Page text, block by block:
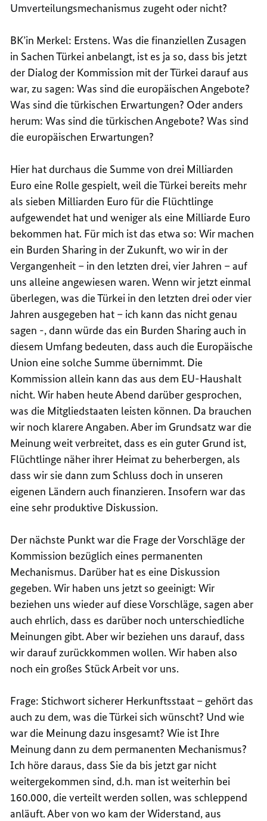
Umverteilungsmechanismus zugeht oder nicht?
BK’in Merkel: Erstens. Was die finanziellen Zusagen
in Sachen Türkei anbelangt, ist es ja so, dass bis jetzt
der Dialog der Kommission mit der Türkei darauf aus
war, zu sagen: Was sind die europäischen Angebote?
Was sind die türkischen Erwartungen? Oder anders
herum: Was sind die türkischen Angebote? Was sind
die europäischen Erwartungen?
Hier hat durchaus die Summe von drei Milliarden
Euro eine Rolle gespielt, weil die Türkei bereits mehr
als sieben Milliarden Euro für die Flüchtlinge
aufgewendet hat und weniger als eine Milliarde Euro
bekommen hat. Für mich ist das etwa so: Wir machen
ein Burden Sharing in der Zukunft, wo wir in der
Vergangenheit – in den letzten drei, vier Jahren – auf
uns alleine angewiesen waren. Wenn wir jetzt einmal
überlegen, was die Türkei in den letzten drei oder vier
Jahren ausgegeben hat – ich kann das nicht genau
sagen -, dann würde das ein Burden Sharing auch in
diesem Umfang bedeuten, dass auch die Europäische
Union eine solche Summe übernimmt. Die
Kommission allein kann das aus dem EU-Haushalt
nicht. Wir haben heute Abend darüber gesprochen,
was die Mitgliedstaaten leisten können. Da brauchen
wir noch klarere Angaben. Aber im Grundsatz war die
Meinung weit verbreitet, dass es ein guter Grund ist,
Flüchtlinge näher ihrer Heimat zu beherbergen, als
dass wir sie dann zum Schluss doch in unseren
eigenen Ländern auch finanzieren. Insofern war das
eine sehr produktive Diskussion.
Der nächste Punkt war die Frage der Vorschläge der
Kommission bezüglich eines permanenten
Mechanismus. Darüber hat es eine Diskussion
gegeben. Wir haben uns jetzt so geeinigt: Wir
beziehen uns wieder auf diese Vorschläge, sagen aber
auch ehrlich, dass es darüber noch unterschiedliche
Meinungen gibt. Aber wir beziehen uns darauf, dass
wir darauf zurückkommen wollen. Wir haben also
noch ein großes Stück Arbeit vor uns.
Frage: Stichwort sicherer Herkunftsstaat – gehört das
auch zu dem, was die Türkei sich wünscht? Und wie
war die Meinung dazu insgesamt? Wie ist Ihre
Meinung dann zu dem permanenten Mechanismus?
Ich höre daraus, dass Sie da bis jetzt gar nicht
weitergekommen sind, d.h. man ist weiterhin bei
160.000, die verteilt werden sollen, was schleppend
anläuft. Aber von wo kam der Widerstand, aus